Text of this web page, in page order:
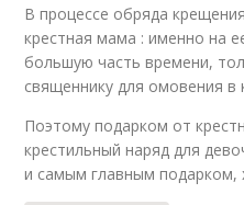
В процессе обряда
крестная мама : именно на
большую часть времени,
священнику для омовения в
Поэтому подарком от
крестильный наряд для
и самым главным